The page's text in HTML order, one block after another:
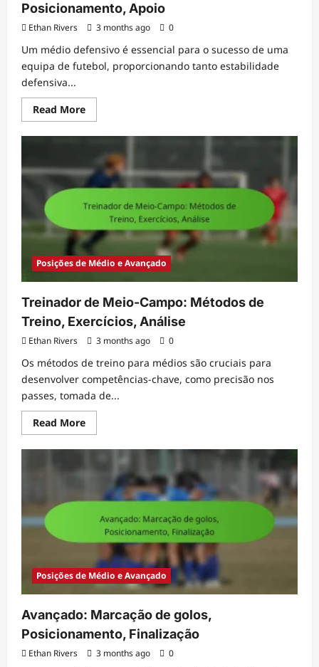
Posicionamento, Apoio
Ethan Rivers 3 months ago 0
Um médio defensivo é essencial para o sucesso de uma
equipa de futebol, proporcionando tanto estabilidade
defensiva...
Read MoreRead
more
Médio
Desarme,
Posicionamento,
Apoio
Posições de Médio e Avançado
Treinador de Meio-Campo: Métodos de
Treino, Exercícios, Análise
Ethan Rivers 3 months ago 0
Os métodos de treino para médios são cruciais para
desenvolver competências-chave, como precisão nos
passes, tomada de...
Read MoreRead
more
Treinador
Meio-
Campo:
Métodos
de
Exercícios,
Análise
Posições de Médio e Avançado
Avançado: Marcação de golos,
Posicionamento, Finalização
Ethan Rivers 3 months ago 0